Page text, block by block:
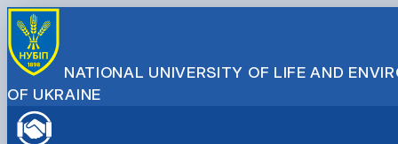
NATIONAL UNIVERSITY OF LIFE AND
OF UKRAINE